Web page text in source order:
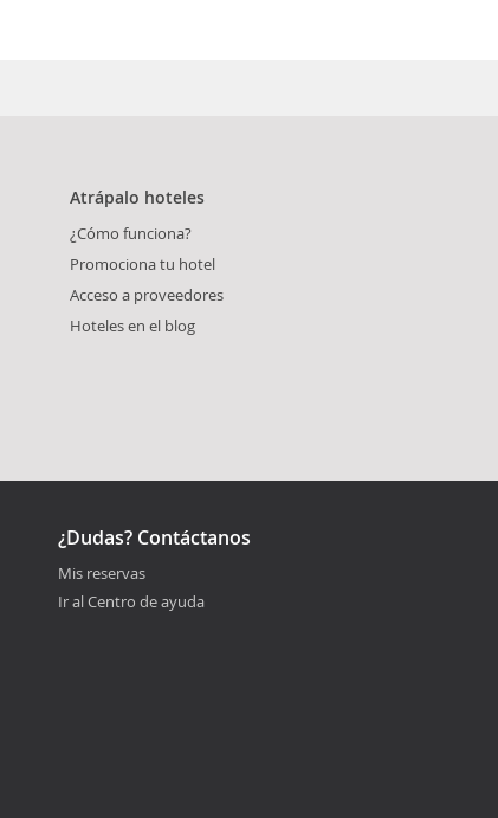
Atrápalo hoteles
¿Cómo funciona?
Promociona tu hotel
Acceso a proveedores
Hoteles en el blog
¿Dudas? Contáctanos
Mis reservas
Ir al Centro de ayuda